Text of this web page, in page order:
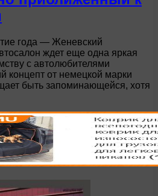
года — Женевский
ждет еще одна яркая
с автолюбителями
концепт от немецкой марки
быть запоминающейся, хотя